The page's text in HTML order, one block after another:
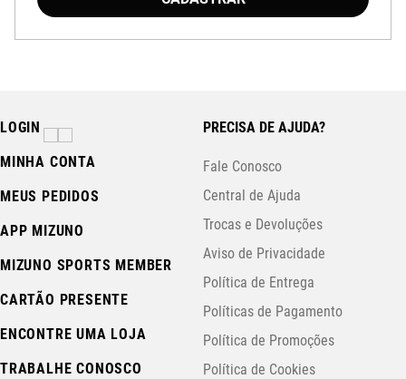
LOGIN
MINHA CONTA
MEUS PEDIDOS
APP MIZUNO
MIZUNO SPORTS MEMBER
CARTÃO PRESENTE
ENCONTRE UMA LOJA
TRABALHE CONOSCO
PRECISA DE AJUDA?
Fale Conosco
Central de Ajuda
Trocas e Devoluções
Aviso de Privacidade
Política de Entrega
Políticas de Pagamento
Política de Promoções
Política de Cookies